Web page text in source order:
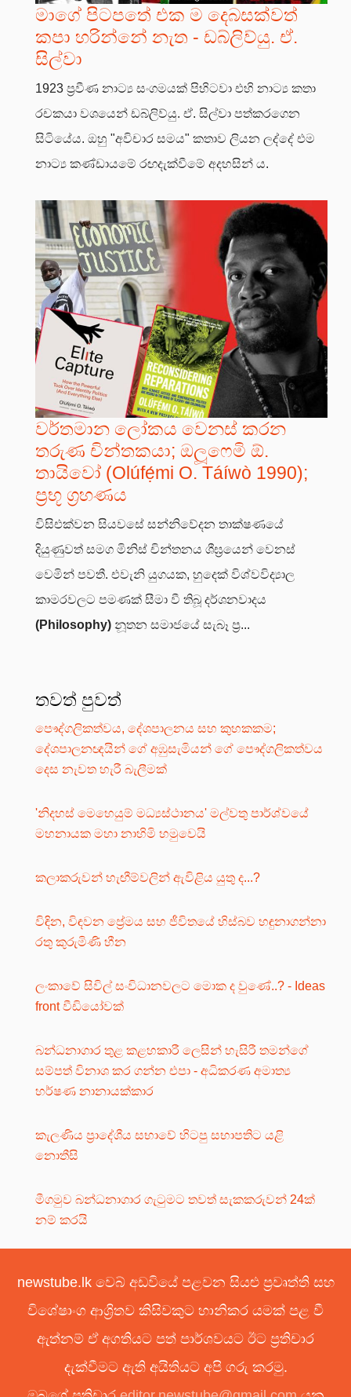
මාගේ පිටපතේ එක ම දෙබසක්වත්
කපා හරින්නේ නැත - ඩබ්ලිව්යු. ඒ.
සිල්වා
1923 ප්‍රවීණ නාට්‍ය සංගමයක් පිහිටවා එහි නාට්‍ය කතා
රචකයා වශයෙන් ඩබ්ලිව්යු. ඒ. සිල්වා පත්කරගෙන
සිටියේය. ඔහු "අවිචාර සමය" කතාව ලියන ලද්දේ එම
නාට්‍ය කණ්ඩායමේ රඟදැක්වීමේ අදහසින් ය.
වර්තමාන ලෝකය වෙනස් කරන
තරුණ චින්තකයා; ඔලූෆෙමි ඕ.
තායිවෝ (Olúfẹ́mi O. Táíwò 1990);
ප්‍රභූ ග්‍රහණය
විසිඑක්වන සියවසේ සන්නිවේදන තාක්ෂණයේ
දියුණුවත් සමග මිනිස් චින්තනය ශීඝ්‍රයෙන් වෙනස්
වෙමින් පවතී. එවැනි යුගයක, හුදෙක් විශ්වවිද්‍යාල
කාමරවලට පමණක් සීමා වී තිබූ දර්ශනවාදය
(Philosophy) නූතන සමාජයේ සැබෑ ප්‍ර...
තවත් පුවත්
පෞද්ගලිකත්වය, දේශපාලනය සහ කුහකකම;
දේශපාලනඥයින් ගේ අඹුසැමියන් ගේ පෞද්ගලිකත්වය
දෙස නැවත හැරී බැලීමක්
'නිදහස් මෙහෙයුම් මධ්‍යස්ථානය' මල්වතු පාර්ශ්වයේ
මහනායක මහා නාහිමි හමුවෙයි
කලාකරුවන් හැඟීම්වලින් ඇවිළිය යුතු ද...?
විඳින, විඳවන ප්‍රේමය සහ ජීවිතයේ හිස්බව හඳුනාගන්නා
රතු කුරුමිණි හීන
ලංකාවේ සිවිල් සංවිධානවලට මොක ද වුණේ..? - Ideas
front වීඩියෝවක්
බන්ධනාගාර තුළ කළහකාරී ලෙසින් හැසිරී තමන්ගේ
සම්පත් විනාශ කර ගන්න එපා - අධිකරණ අමාත්‍ය
හර්ෂණ නානායක්කාර
කැලණිය ප්‍රාදේශීය සභාවේ හිටපු සභාපතිට යළි
නොතීසි
මීගමුව බන්ධනාගාර ගැටුමට තවත් සැකකරුවන් 24ක්
නම් කරයි
newstube.lk වෙබ් අඩවියේ පළවන සියළු ප්‍රවෘත්ති සහ
විශේෂාංග ආශ්‍රිතව කිසිවකුට හානිකර යමක් පළ වී
ඇත්නම් ඒ අගතියට පත් පාර්ශවයට ඊට ප්‍රතිචාර
දැක්වීමට ඇති අයිතියට අපි ගරු කරමු.